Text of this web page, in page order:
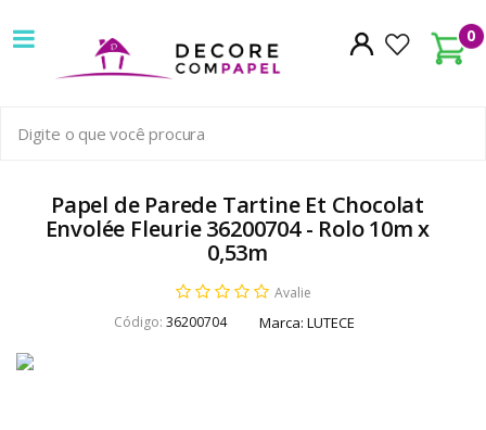
0
Decore
com
papel
pioneira
em
Papel de Parede Tartine Et Chocolat
Envolée Fleurie 36200704 - Rolo 10m x
0,53m
Avalie
Código: 36200704 Marca: LUTECE